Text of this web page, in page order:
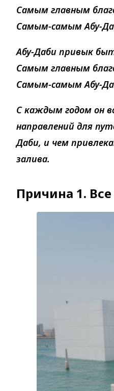
Самым главным
Самым-самым Абу-
Абу-Даби привык
Самым главным
Самым-самым Абу-
С каждым годом он
направлений для
Даби, и чем
залива.
Причина 1.